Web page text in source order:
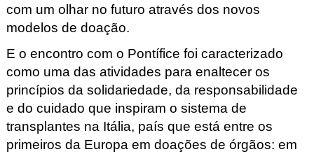
com um olhar no futuro através dos novos
modelos de doação.
E o encontro com o Pontífice foi caracterizado
como uma das atividades para enaltecer os
princípios da solidariedade, da responsabilidade
e do cuidado que inspiram o sistema de
transplantes na Itália, país que está entre os
primeiros da Europa em doações de órgãos: em